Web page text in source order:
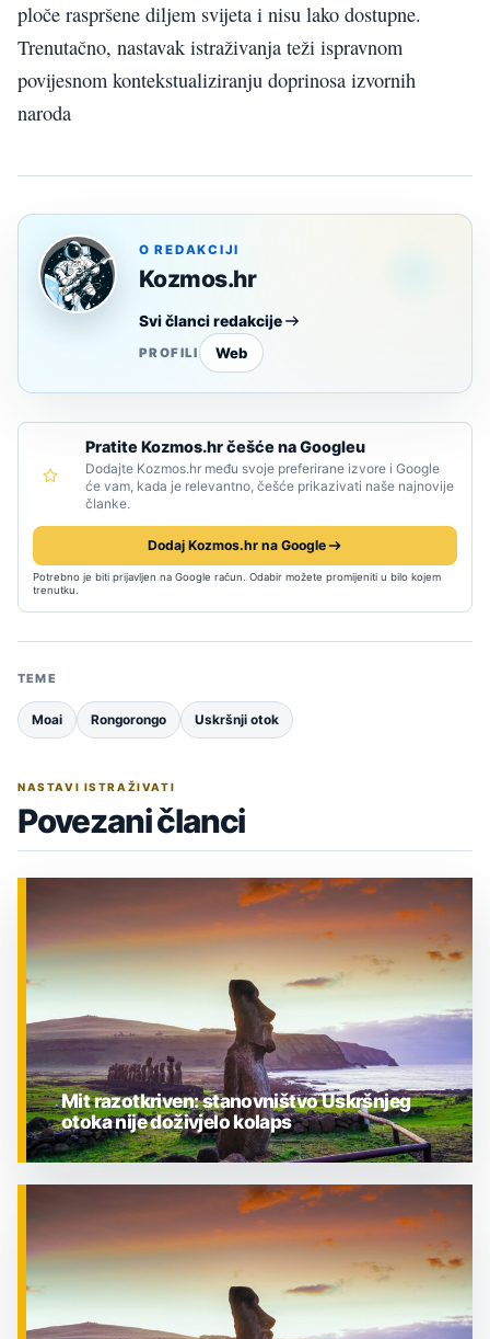
ploče raspršene diljem svijeta i nisu lako dostupne.
Trenutačno, nastavak istraživanja teži ispravnom
povijesnom kontekstualiziranju doprinosa izvornih
naroda
O REDAKCIJI
Kozmos.hr
Svi članci redakcije
PROFILI Web
Pratite Kozmos.hr češće na Googleu
Dodajte Kozmos.hr među svoje preferirane izvore i Google
će vam, kada je relevantno, češće prikazivati naše najnovije
članke.
Dodaj Kozmos.hr na Google
Potrebno je biti prijavljen na Google račun. Odabir možete promijeniti u bilo kojem
trenutku.
TEME
Moai Rongorongo Uskršnji otok
NASTAVI ISTRAŽIVATI
Povezani članci
ZNANOST
Mit razotkriven: stanovništvo Uskršnjeg
otoka nije doživjelo kolaps